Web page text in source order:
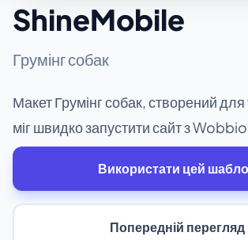
ShineMobile
Грумінг собак
Макет Грумінг собак, створений
міг швидко запустити сайт з Wobbio.
Використати цей
Попередній перегляд